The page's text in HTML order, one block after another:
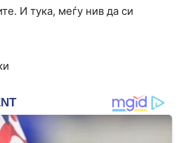
И тука, меѓу нив да си